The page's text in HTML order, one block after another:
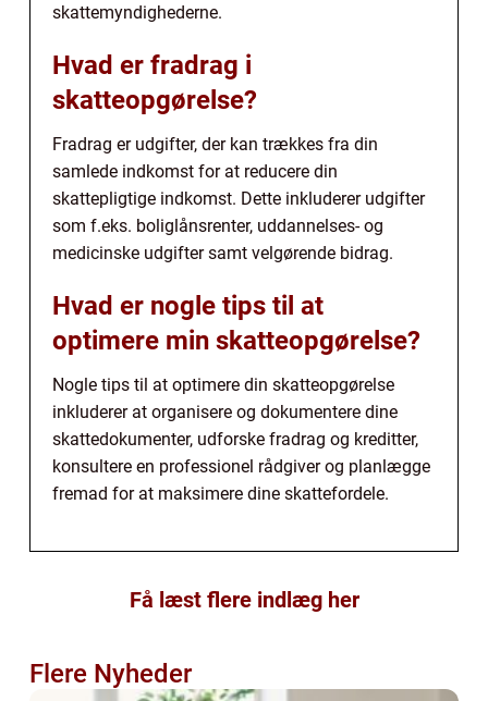
skattemyndighederne.
Hvad er fradrag i
skatteopgørelse?
Fradrag er udgifter, der kan trækkes fra din
samlede indkomst for at reducere din
skattepligtige indkomst. Dette inkluderer udgifter
som f.eks. boliglånsrenter, uddannelses- og
medicinske udgifter samt velgørende bidrag.
Hvad er nogle tips til at
optimere min skatteopgørelse?
Nogle tips til at optimere din skatteopgørelse
inkluderer at organisere og dokumentere dine
skattedokumenter, udforske fradrag og kreditter,
konsultere en professionel rådgiver og planlægge
fremad for at maksimere dine skattefordele.
Få læst flere indlæg her
Flere Nyheder